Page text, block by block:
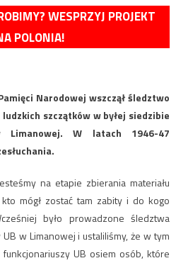
WESPRZYJ PROJEKT
POLONIA!
Narodowej wszczął śledztwo
szczątków w byłej siedzibie
Limanowej. W latach 1946-47
na etapie zbierania materiału
mógł zostać tam zabity i do kogo
było prowadzone śledztwa
w Limanowej i ustaliliśmy, że w tym
UB osiem osób, które